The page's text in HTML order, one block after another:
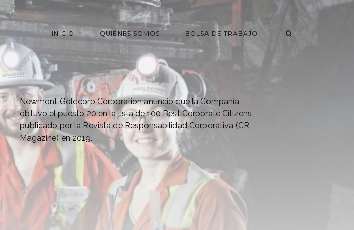
INICIO QUIÉNES SOMOS BOLSA DE TRABAJO
Newmont Goldcorp Corporation anunció que la Compañía
obtuvo el puesto 20 en la lista de 100 Best Corporate Citizens
publicado por la Revista de Responsabilidad Corporativa (CR
Magazine) en 2019.